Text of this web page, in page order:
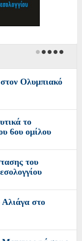
Ολυμπιακό
το
6ου ομίλου
του
στο